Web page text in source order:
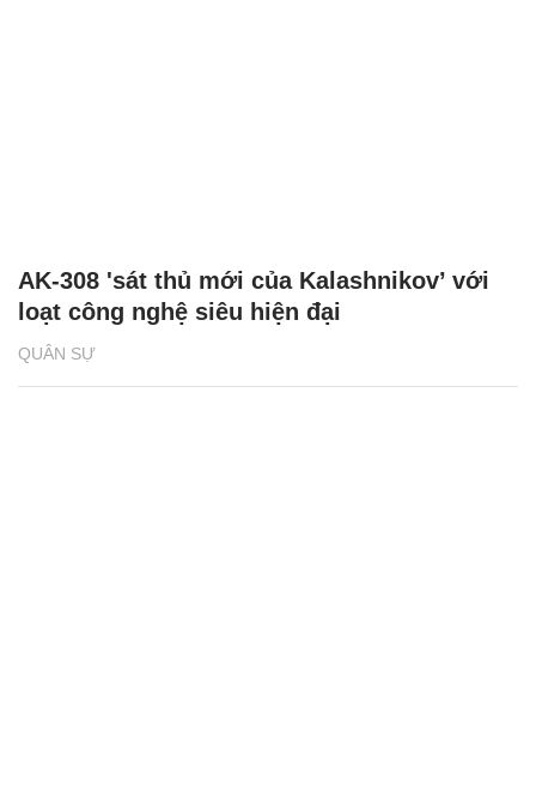
QUÂN SỰ
AK-308 'sát thủ mới của Kalashnikov’ với
loạt công nghệ siêu hiện đại